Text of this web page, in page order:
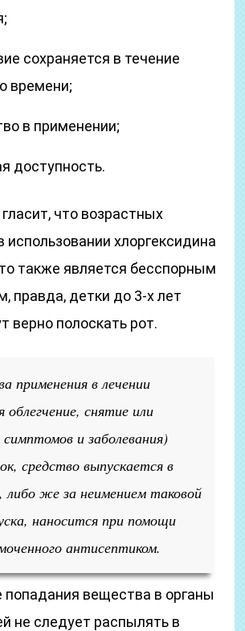
сохраняется в течение
времени;
в применении;
доступность.
что возрастных
использовании хлоргексидина
также является бесспорным
правда, детки до 3-х лет
верно полоскать рот.
применения в лечении
облегчение, снятие или
и заболевания)
средство выпускается в
либо же за неимением таковой
наносится при помощи
антисептиком.
попадания вещества в органы
не следует распылять в